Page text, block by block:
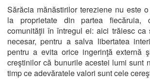
Sărăcia mănăstirilor tereziene nu este
la proprietate din partea
comunităţii în întregul ei: aici trăiesc ca
necesar, pentru a salva libertatea
pentru a evita orice ingerinţă externă
creştinilor că bunurile acestei lumi sunt
timp ce adevăratele valori sunt cele